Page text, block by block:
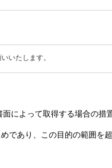
いたします。